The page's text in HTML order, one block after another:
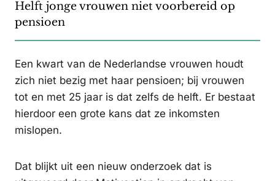
Helft jonge vrouwen niet voorbereid op
pensioen
Een kwart van de Nederlandse vrouwen houdt
zich niet bezig met haar pensioen; bij vrouwen
tot en met 25 jaar is dat zelfs de helft. Er bestaat
hierdoor een grote kans dat ze inkomsten
mislopen.
Dat blijkt uit een nieuw onderzoek dat is